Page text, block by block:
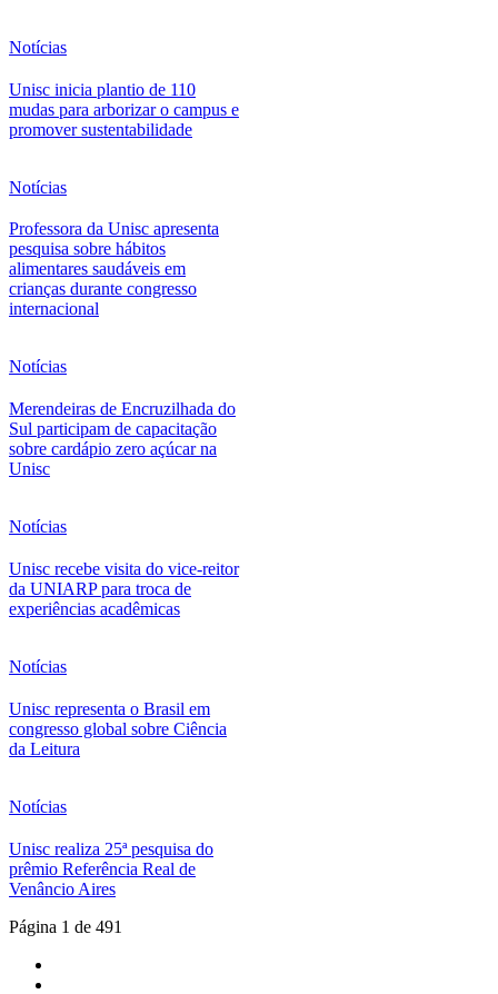
Notícias
Unisc inicia plantio de 110
mudas para arborizar o campus e
promover sustentabilidade
Notícias
Professora da Unisc apresenta
pesquisa sobre hábitos
alimentares saudáveis em
crianças durante congresso
internacional
Notícias
Merendeiras de Encruzilhada do
Sul participam de capacitação
sobre cardápio zero açúcar na
Unisc
Notícias
Unisc recebe visita do vice-reitor
da UNIARP para troca de
experiências acadêmicas
Notícias
Unisc representa o Brasil em
congresso global sobre Ciência
da Leitura
Notícias
Unisc realiza 25ª pesquisa do
prêmio Referência Real de
Venâncio Aires
Página 1 de 491